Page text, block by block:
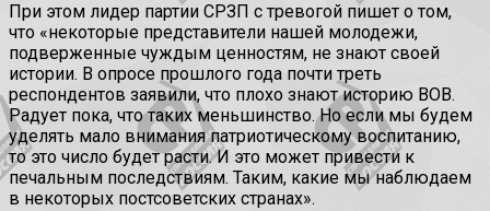
При этом лидер партии СРЗП с тревогой пишет о том,
что «некоторые представители нашей молодежи,
подверженные чуждым ценностям, не знают своей
истории. В опросе прошлого года почти треть
респондентов заявили, что плохо знают историю ВОВ.
Радует пока, что таких меньшинство. Но если мы будем
уделять мало внимания патриотическому воспитанию,
то это число будет расти. И это может привести к
печальным последствиям. Таким, какие мы наблюдаем
в некоторых постсоветских странах».